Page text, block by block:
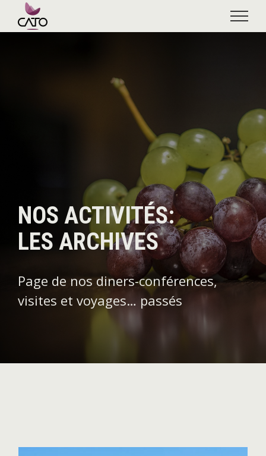
content
NOS ACTIVITÉS:
LES ARCHIVES
Page de nos diners-conférences,
visites et voyages… passés